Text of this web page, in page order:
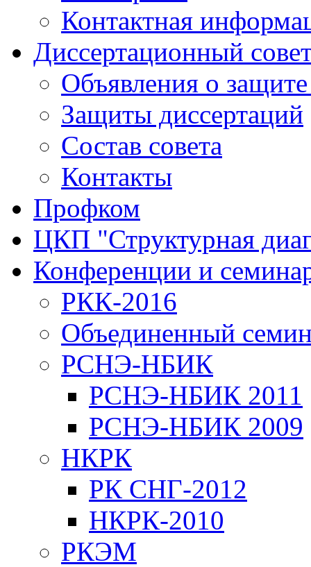
Контактная
Диссертационный
Объявления о
Защиты диссертаций
Состав совета
Контакты
Профком
ЦКП "Структурная
Конференции и
РКК-2016
Объединенный
РСНЭ-НБИК
РСНЭ-НБИК 2011
РСНЭ-НБИК 2009
НКРК
РК СНГ-2012
НКРК-2010
РКЭМ